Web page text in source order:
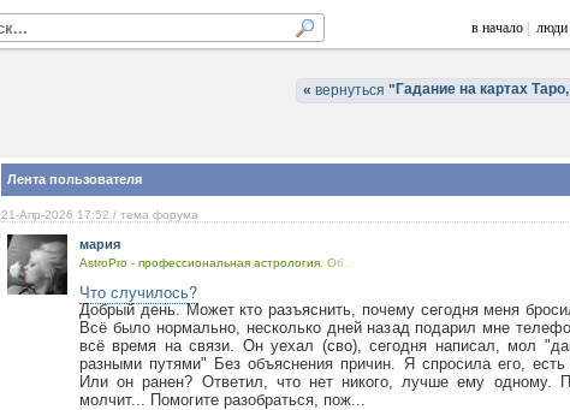
в начало люди
« вернуться "
Лента пользователя
21-Апр-2026 17:52 / тема форума
мария
AstroPro - профессиональная астрология. Об...
Что случилось?
Добрый день. Может кто разъяснить, почему сегодня меня
Всё было нормально, несколько дней назад подарил мне
всё время на связи. Он уехал (сво), сегодня написал, мол
разными путями" Без объяснения причин. Я спросила его, есть
Или он ранен? Ответил, что нет никого, лучше ему одному.
молчит... Помогите разобраться, пож...